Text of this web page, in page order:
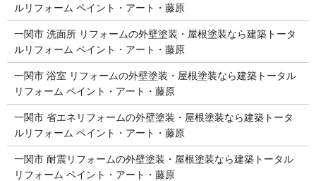
ルリフォーム ペイント・アート・藤原
一関市 洗面所 リフォームの外壁塗装・屋根塗装なら建築トータ
ルリフォーム ペイント・アート・藤原
一関市 浴室 リフォームの外壁塗装・屋根塗装なら建築トータル
リフォーム ペイント・アート・藤原
一関市 省エネリフォームの外壁塗装・屋根塗装なら建築トータ
ルリフォーム ペイント・アート・藤原
一関市 耐震リフォームの外壁塗装・屋根塗装なら建築トータル
リフォーム ペイント・アート・藤原